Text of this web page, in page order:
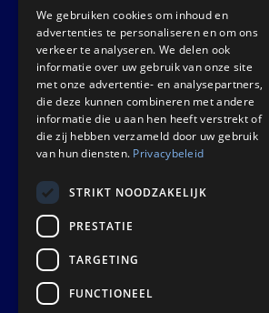
GET IN TOUCH
Euralco Europe B.V.
Zinkstraat 24 - E9451
4823 AD Breda
The Netherlands
We gebruiken cookies om inhoud en
advertenties te personaliseren en om ons
verkeer te analyseren. We delen ook
informatie over uw gebruik van onze site
met onze advertentie- en analysepartners,
die deze kunnen combineren met andere
informatie die u aan hen heeft verstrekt of
die zij hebben verzameld door uw gebruik
van hun diensten. Privacybeleid
STRIKT NOODZAKELIJK
PRESTATIE
TARGETING
FUNCTIONEEL